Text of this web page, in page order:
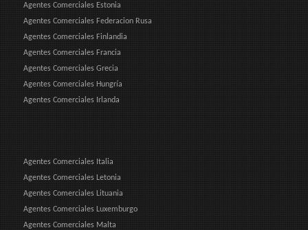
Agentes Comerciales Estonia
Agentes Comerciales Federacion Rusa
Agentes Comerciales Finlandia
Agentes Comerciales Francia
Agentes Comerciales Grecia
Agentes Comerciales Hungría
Agentes Comerciales Irlanda
Agentes Comerciales Italia
Agentes Comerciales Letonia
Agentes Comerciales Lituania
Agentes Comerciales Luxemburgo
Agentes Comerciales Malta